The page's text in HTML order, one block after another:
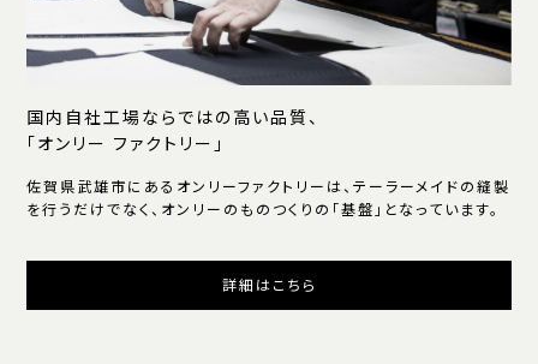
国内自社工場ならではの高い品質、
「オンリー ファクトリー」
佐賀県武雄市にあるオンリーファクトリーは、テーラーメイドの縫製
を行うだけでなく、オンリーのものつくりの「基盤」となっています。
詳細はこちら